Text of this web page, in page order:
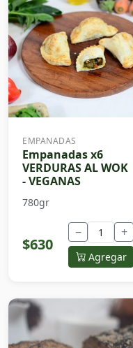
EMPANADAS
Empanadas x6
VERDURAS AL WOK
- VEGANAS
780gr
$630
− +
Agregar